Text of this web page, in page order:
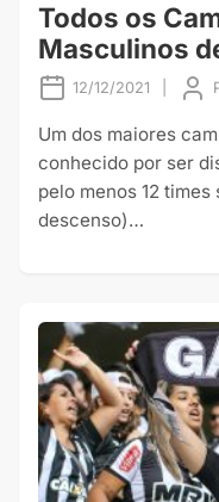
Todos os
Masculinos
12/12/2021
Um dos maiores
conhecido por ser
pelo menos 12
descenso)…